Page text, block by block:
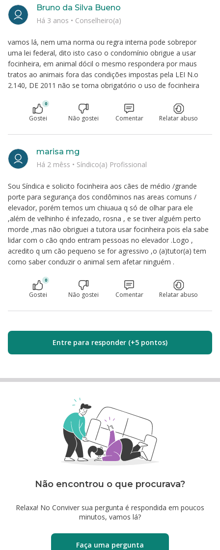
vamos lá, nem uma norma ou regra interna pode sobrepor
uma lei federal, dito isto caso o condomínio obrigue a usar
focinheira, em animal dócil o mesmo respondera por maus
tratos ao animais fora das condições impostas pela LEI N.o
2.140, DE 2011 não se torna obrigatório o uso de focinheira
Bruno da Silva Bueno
Há 3 anos • Conselheiro(a)
0
Gostei Não gostei Comentar Relatar abuso
Sou Síndica e solicito focinheira aos cães de médio /grande
porte para segurança dos condôminos nas areas comuns /
elevador, porém temos um chiuaua q só de olhar para ele
,além de velhinho é infezado, rosna , e se tiver alguém perto
morde ,mas não obriguei a tutora usar focinheira pois ela sabe
lidar com o cão qndo entram pessoas no elevador .Logo ,
acredito q um cão pequeno se for agressivo ,o (a)tutor(a) tem
como saber conduzir o animal sem afetar ninguém .
marisa mg
Há 2 mêss • Síndico(a) Profissional
0
Gostei Não gostei Comentar Relatar abuso
Entre para responder (+5 pontos)
Não encontrou o que procurava?
Relaxa! No Conviver sua pergunta é respondida em poucos
minutos, vamos lá?
Faça uma pergunta